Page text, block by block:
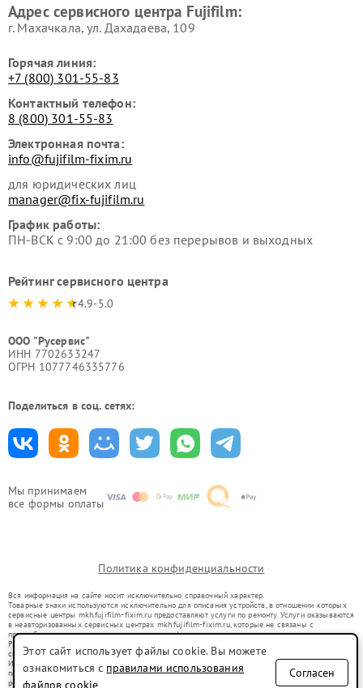
Мы принимаем
все формы оплаты
Адрес сервисного центра Fujifilm:
г. Махачкала, ул. Дахадаева, 109
Горячая линия:
+7 (800) 301-55-83
Контактный телефон:
8 (800) 301-55-83
Электронная почта:
info@fujifilm-fixim.ru
для юридических лиц
manager@fix-fujifilm.ru
График работы:
ПН-ВСК с 9:00 до 21:00 без перерывов и выходных
Рейтинг сервисного центра
4.9-5.0
ООО "Русервис"
ИНН 7702633247
ОГРН 1077746335776
Поделиться в соц. сетях:
Политика конфиденциальности
Вся информация на сайте носит исключительно справочный характер.
Товарные знаки используются исключительно для описания устройств, в отношении которых
сервисные центры mkh.fujifilm-fixim.ru предоставляют услуги по ремонту. Услуги оказываются
в неавторизованных сервисных центрах mkh.fujifilm-fixim.ru, которые не связаны с
правообладателями товарных знаков или их официальными представителями.
Ремонт осуществляется для устройств, уже введенных в гражданский оборот в соответствии
со статьей 1487 ГК РФ.
Использование товарных знаков не преследует цели индивидуализации услуг или введения
потребителей в заблуждение, а служит для информирования о предоставляемых услугах по
ремонту техники указанных брендов.
Этот сайт использует файлы cookie. Вы можете
ознакомиться с правилами использования
файлов cookie
Согласен